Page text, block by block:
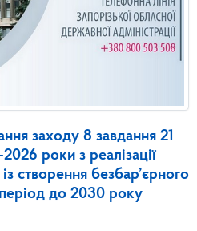
заходу 8 завдання 21
роки з реалізації
із створення безбар’єрного
до 2030 року